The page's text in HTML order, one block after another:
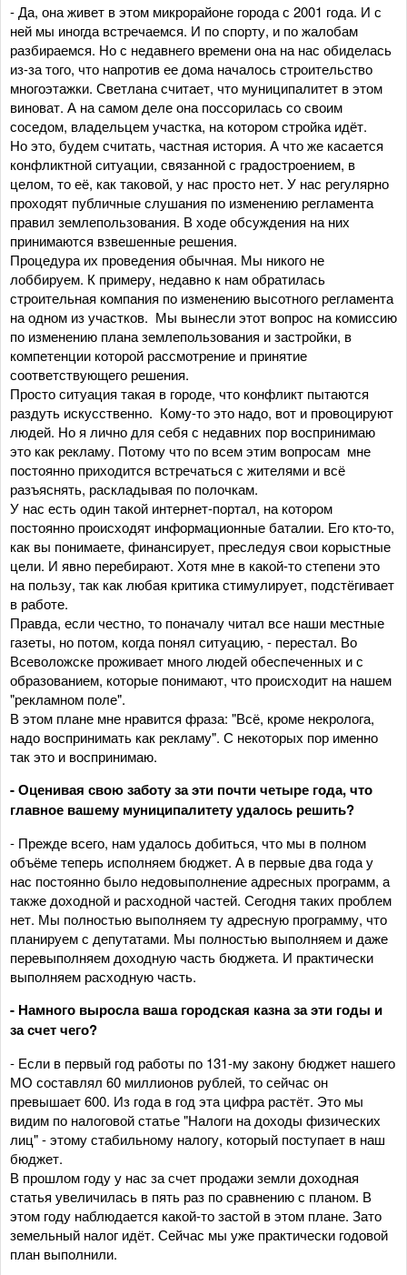
- Да, она живет в этом микрорайоне города с 2001 года. И с
ней мы иногда встречаемся. И по спорту, и по жалобам
разбираемся. Но с недавнего времени она на нас обиделась
из-за того, что напротив ее дома началось строительство
многоэтажки. Светлана считает, что муниципалитет в этом
виноват. А на самом деле она поссорилась со своим
соседом, владельцем участка, на котором стройка идёт.
Но это, будем считать, частная история. А что же касается
конфликтной ситуации, связанной с градостроением, в
целом, то её, как таковой, у нас просто нет. У нас регулярно
проходят публичные слушания по изменению регламента
правил землепользования. В ходе обсуждения на них
принимаются взвешенные решения.
Процедура их проведения обычная. Мы никого не
лоббируем. К примеру, недавно к нам обратилась
строительная компания по изменению высотного регламента
на одном из участков. Мы вынесли этот вопрос на комиссию
по изменению плана землепользования и застройки, в
компетенции которой рассмотрение и принятие
соответствующего решения.
Просто ситуация такая в городе, что конфликт пытаются
раздуть искусственно. Кому-то это надо, вот и провоцируют
людей. Но я лично для себя с недавних пор воспринимаю
это как рекламу. Потому что по всем этим вопросам мне
постоянно приходится встречаться с жителями и всё
разъяснять, раскладывая по полочкам.
У нас есть один такой интернет-портал, на котором
постоянно происходят информационные баталии. Его кто-то,
как вы понимаете, финансирует, преследуя свои корыстные
цели. И явно перебирают. Хотя мне в какой-то степени это
на пользу, так как любая критика стимулирует, подстёгивает
в работе.
Правда, если честно, то поначалу читал все наши местные
газеты, но потом, когда понял ситуацию, - перестал. Во
Всеволожске проживает много людей обеспеченных и с
образованием, которые понимают, что происходит на нашем
"рекламном поле".
В этом плане мне нравится фраза: "Всё, кроме некролога,
надо воспринимать как рекламу". С некоторых пор именно
так это и воспринимаю.
- Оценивая свою заботу за эти почти четыре года, что
главное вашему муниципалитету удалось решить?
- Прежде всего, нам удалось добиться, что мы в полном
объёме теперь исполняем бюджет. А в первые два года у
нас постоянно было недовыполнение адресных программ, а
также доходной и расходной частей. Сегодня таких проблем
нет. Мы полностью выполняем ту адресную программу, что
планируем с депутатами. Мы полностью выполняем и даже
перевыполняем доходную часть бюджета. И практически
выполняем расходную часть.
- Намного выросла ваша городская казна за эти годы и
за счет чего?
- Если в первый год работы по 131-му закону бюджет нашего
МО составлял 60 миллионов рублей, то сейчас он
превышает 600. Из года в год эта цифра растёт. Это мы
видим по налоговой статье "Налоги на доходы физических
лиц" - этому стабильному налогу, который поступает в наш
бюджет.
В прошлом году у нас за счет продажи земли доходная
статья увеличилась в пять раз по сравнению с планом. В
этом году наблюдается какой-то застой в этом плане. Зато
земельный налог идёт. Сейчас мы уже практически годовой
план выполнили.